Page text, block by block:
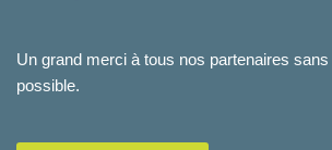
Un grand merci à tous nos partenaires
possible.